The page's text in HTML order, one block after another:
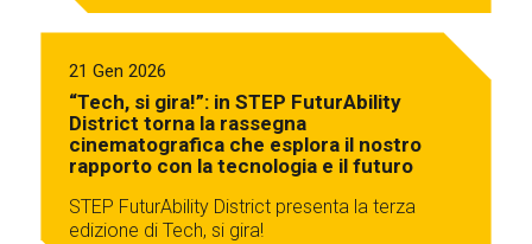
21 Gen 2026
“Tech, si gira!”: in STEP FuturAbility
District torna la rassegna
cinematografica che esplora il nostro
rapporto con la tecnologia e il futuro
STEP FuturAbility District presenta la terza
edizione di Tech, si gira!